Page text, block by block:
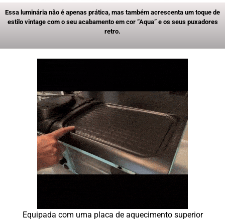
Essa luminária não é apenas prática, mas também acrescenta um toque de
estilo vintage com o seu acabamento em cor “Aqua” e os seus puxadores
retro.
Equipada com uma placa de aquecimento superior